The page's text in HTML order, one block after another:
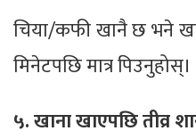
चिया/कफी खानै छ भने
मिनेटपछि मात्र पिउनुहोस्।
५. खाना खाएपछि तीव्र